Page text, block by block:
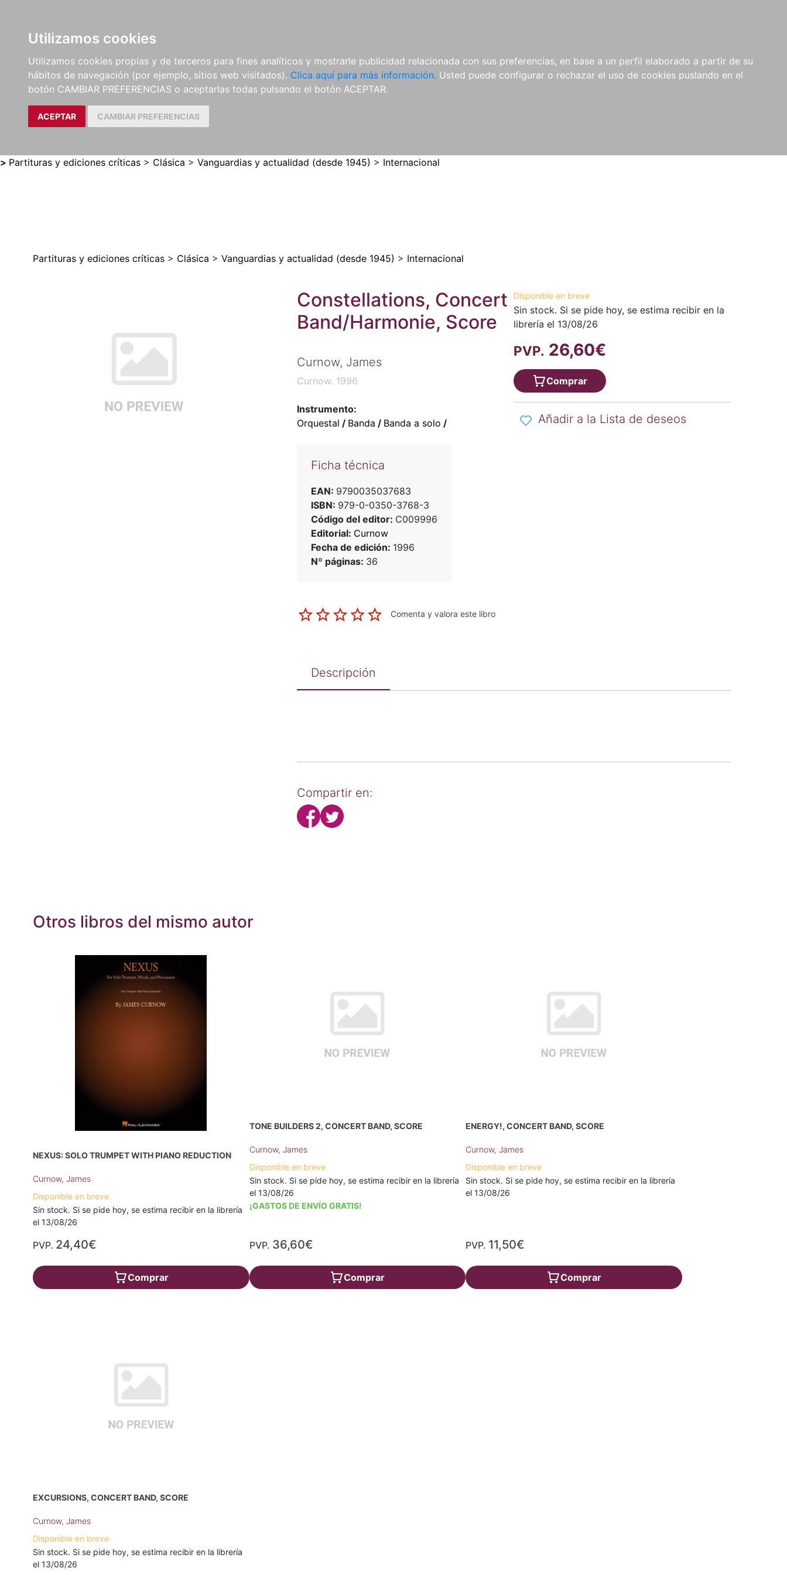
Utilizamos cookies
Utilizamos cookies propias y de terceros para fines analíticos y mostrarle publicidad relacionada con sus preferencias, en base a un perfil elaborado a partir de su
hábitos de navegación (por ejemplo, sitios web visitados). Clica aquí para más información. Usted puede configurar o rechazar el uso de cookies puslando en el
botón CAMBIAR PREFERENCIAS o aceptarlas todas pulsando el botón ACEPTAR.
ACEPTAR CAMBIAR PREFERENCIAS
LIBROS
MÉTODOS Y
EJERCICIOS
PARTITURAS Y EDICIONES
CRÍTICAS
REVISTAS
CDS Y
DVDS
MATERIAL
COMPLEMENTARIO
NOVEDADES NOTICIAS
COMPRAS
INSTITUCIONALES
> Partituras y ediciones críticas > Clásica > Vanguardias y actualidad (desde 1945) > Internacional
Partituras y ediciones críticas > Clásica > Vanguardias y actualidad (desde 1945) > Internacional
Constellations, Concert
Band/Harmonie, Score
Curnow, James
Curnow. 1996
Instrumento:
Orquestal / Banda / Banda a solo /
Ficha técnica
EAN: 9790035037683
ISBN: 979-0-0350-3768-3
Código del editor: C009996
Editorial: Curnow
Fecha de edición: 1996
Nº páginas: 36
Comenta y valora este libro
Disponible en breve
Sin stock. Si se pide hoy, se estima recibir en la
librería el 13/08/26
PVP. 26,60€
Comprar
Añadir a la Lista de deseos
Descripción
Compartir en:
Otros libros del mismo autor
NEXUS: SOLO TRUMPET WITH PIANO REDUCTION
Curnow, James
Disponible en breve
Sin stock. Si se pide hoy, se estima recibir en la librería
el 13/08/26
PVP. 24,40€
Comprar
TONE BUILDERS 2, CONCERT BAND, SCORE
Curnow, James
Disponible en breve
Sin stock. Si se pide hoy, se estima recibir en la librería
el 13/08/26
¡GASTOS DE ENVÍO GRATIS!
PVP. 36,60€
Comprar
ENERGY!, CONCERT BAND, SCORE
Curnow, James
Disponible en breve
Sin stock. Si se pide hoy, se estima recibir en la librería
el 13/08/26
PVP. 11,50€
Comprar
EXCURSIONS, CONCERT BAND, SCORE
Curnow, James
Disponible en breve
Sin stock. Si se pide hoy, se estima recibir en la librería
el 13/08/26